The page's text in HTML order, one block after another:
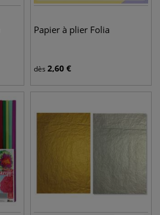
Papier à plier Folia
dès 2,60 €